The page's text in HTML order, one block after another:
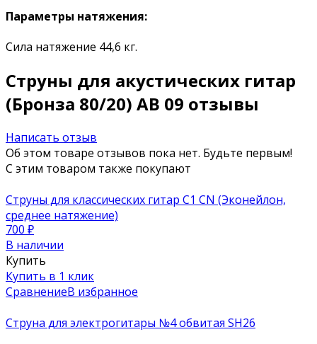
Параметры натяжения:
Сила натяжение 44,6 кг.
Струны для акустических гитар
(Бронза 80/20) AB 09 отзывы
Написать отзыв
Об этом товаре отзывов пока нет. Будьте первым!
С этим товаром также покупают
Струны для классических гитар C1 CN (Эконейлон,
среднее натяжение)
700 ₽
В наличии
Купить
Купить в 1 клик
СравнениеВ избранное
Струна для электрогитары №4 обвитая SH26